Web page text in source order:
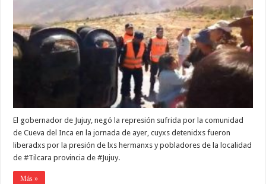
LA
REPRESIÓN
SUFRIDA
POR
LA
COMUNIDAD
CUEVA
DEL
INCA
El gobernador de Jujuy, negó la represión sufrida por la comunidad
de Cueva del Inca en la jornada de ayer, cuyxs detenidxs fueron
liberadxs por la presión de lxs hermanxs y pobladores de la localidad
de #Tilcara provincia de #Jujuy.
Más »